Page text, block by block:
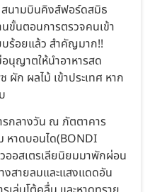
นามบินคิงส์ฟอร์ดสมิธ
ขั้นตอนการตรวจคนเข้า
บร้อยแล้ว สำคัญมาก!!
อนุญาตให้นำอาหารสด
ก ผลไม้ เข้าประเทศ หาก
รกลางวัน ณ ภัตตาคาร
หาดบอนได(BONDI
ออสเตรเลียนิยมมาพักผ่อน
งสายลมและแสงแดดอัน